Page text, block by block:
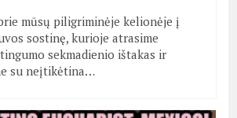
mūsų piligriminėje kelionėje į
sostinę, kurioje atrasime
sekmadienio ištakas ir
su neįtikėtina…